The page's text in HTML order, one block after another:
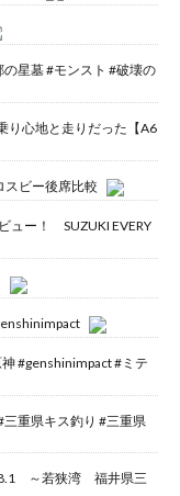
の星墓 #モンスト #破壊の
り心地と走りだった【A6
スビー後席比較
ュー！ SUZUKI EVERY
#genshinimpact #ミテ
重県キス釣り #三重県
～若狭湾 福井県三